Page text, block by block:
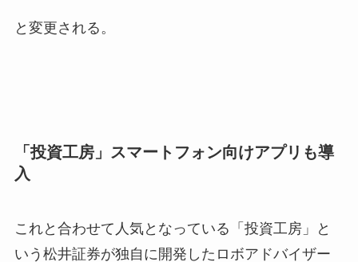
と変更される。
「投資工房」スマートフォン向けアプリも導
入
これと合わせて人気となっている「投資工房」と
いう松井証券が独自に開発したロボアドバイザー